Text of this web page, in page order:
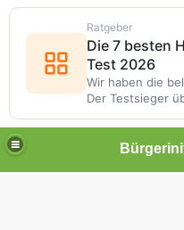
Ratgeber
Die 7 besten
Test 2026
Wir haben die
Der Testsieger